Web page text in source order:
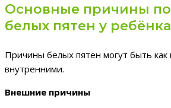
Основные причины
белых пятен у ребёнка
Причины белых пятен могут быть
внутренними.
Внешние причины